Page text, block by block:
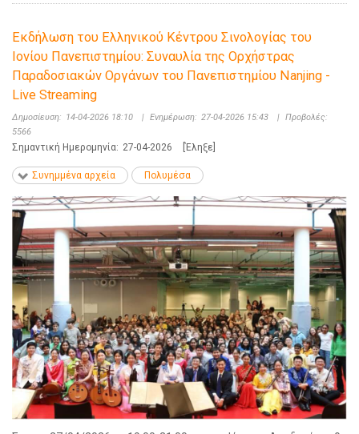
Εκδήλωση του Ελληνικού Κέντρου Σινολογίας του
Ιονίου Πανεπιστημίου: Συναυλία της Ορχήστρας
Παραδοσιακών Οργάνων του Πανεπιστημίου Nanjing -
Live Streaming
Δημοσίευση: 14-04-2026 18:10 | Ενημέρωση: 27-04-2026 15:43 | Προβολές:
5566
Σημαντική Ημερομηνία: 27-04-2026 [Έληξε]
Συνημμένα αρχεία Πολυμέσα